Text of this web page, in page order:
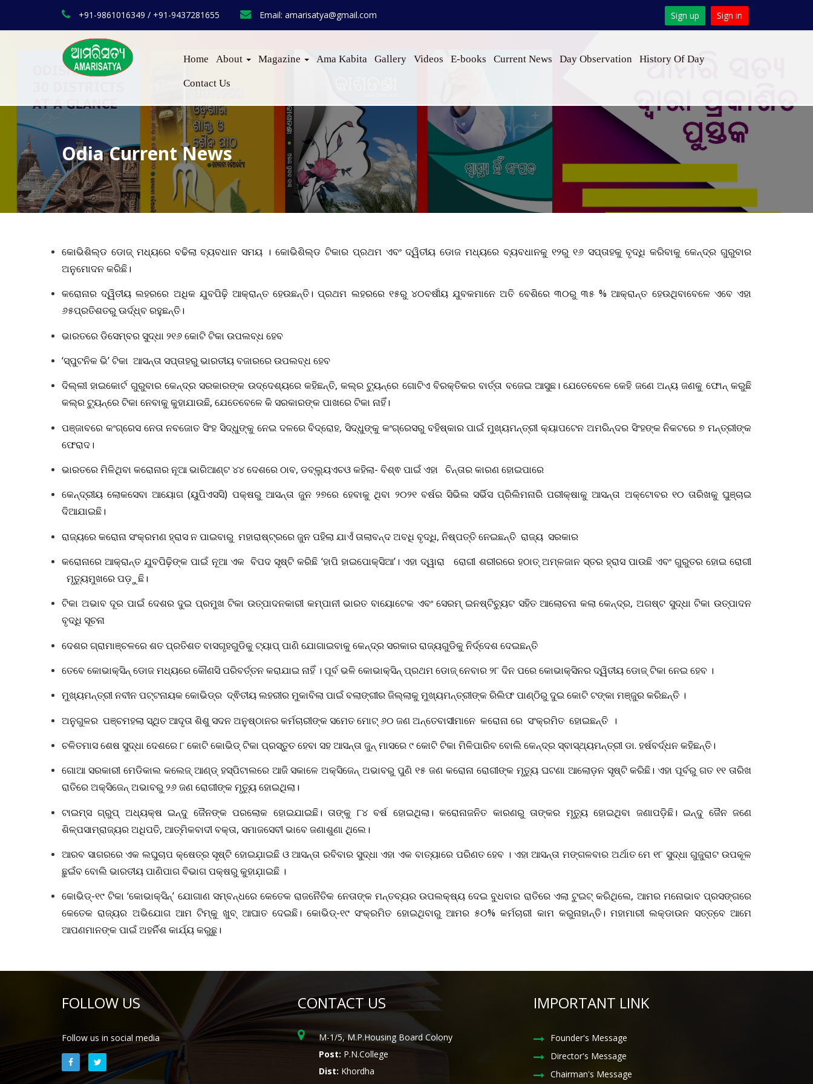
+91-9861016349 / +91-9437281655 Email: amarisatya@gmail.com Sign up Sign in
Home About Magazine Ama Kabita Gallery Videos E-books Current News Day Observation History Of Day
Contact Us
Odia Current News
କୋଭିଶିଲ୍ଡ ଡୋଜ୍ ମଧ୍ୟରେ ବଢିଲା ବ୍ୟବଧାନ ସମୟ । କୋଭିଶିଲ୍ଡ ଟିକାର ପ୍ରଥମ ଏବଂ ଦ୍ୱିତୀୟ ଡୋଜ ମଧ୍ୟରେ ବ୍ୟବଧାନକୁ ୧୨ରୁ ୧୬ ସପ୍ତାହକୁ ବୃଦ୍ଧି କରିବାକୁ କେନ୍ଦ୍ର ଗୁରୁବାର
ଅନୁମୋଦନ କରିଛି।
କରୋନାର ଦ୍ୱିତୀୟ ଲହରରେ ଅଧିକ ଯୁବପିଢ଼ି ଆକ୍ରାନ୍ତ ହେଉଛନ୍ତି। ପ୍ରଥମ ଲହରରେ ୧୫ରୁ ୪୦ବର୍ଷୀୟ ଯୁବକମାନେ ଅତି ବେଶିରେ ୩୦ରୁ ୩୫ % ଆକ୍ରାନ୍ତ ହେଉଥିବାବେଳେ ଏବେ ଏହା
୬୫ପ୍ରତିଶତରୁ ଊର୍ଦ୍ଧ୍ବ ରହୁଛନ୍ତି।
ଭାରତରେ ଡିସେମ୍ବର ସୁଦ୍ଧା ୨୧୬ କୋଟି ଟିକା ଉପଲବ୍ଧ ହେବ
‘ସ୍ପୁଟନିକ ଭି’ ଟିକା ଆସନ୍ତା ସପ୍ତାହରୁ ଭାରତୀୟ ବଜାରରେ ଉପଲବ୍ଧ ହେବ
ଦିଲ୍ଲୀ ହାଇକୋର୍ଟ ଗୁରୁବାର କେନ୍ଦ୍ର ସରକାରଙ୍କ ଉଦ୍ଦେଶ୍ୟରେ କହିଛନ୍ତି, କଲ୍‌ର ଟ୍ୟୁନ୍‌ରେ ଗୋଟିଏ ବିରକ୍ତିକର ବାର୍ତ୍ତା ବଜେଇ ଆସୁଛ। ଯେତେବେଳେ କେହି ଜଣେ ଅନ୍ୟ ଜଣକୁ ଫୋନ୍‌ କରୁଛି
କଲ୍‌ର ଟ୍ୟୁନ୍‌ରେ ଟିକା ନେବାକୁ କୁହାଯାଉଛି, ଯେତେବେଳେ କି ସରକାରଙ୍କ ପାଖରେ ଟିକା ନାହିଁ।
ପଞ୍ଜାବରେ କଂଗ୍ରେସ ନେତା ନବଜୋତ ସିଂହ ସିଦ୍ଧୁଙ୍କୁ ନେଇ ଦଳରେ ବିଦ୍ରୋହ, ସିଦ୍ଧୁଙ୍କୁ କଂଗ୍ରେସରୁ ବହିଷ୍କାର ପାଇଁ ମୁଖ୍ୟମନ୍ତ୍ରୀ କ୍ୟାପଟେନ ଅମରିନ୍ଦର ସିଂହଙ୍କ ନିକଟରେ ୭ ମନ୍ତ୍ରୀଙ୍କ
ଫେରାଦ।
ଭାରତରେ ମିଳିଥିବା କରୋନାର ନୂଆ ଭାରିଆଣ୍ଟ ୪୪ ଦେଶରେ ଠାବ, ଡବ୍ଲ୍ୟୁଏଚଓ କହିଲା- ବିଶ୍ଵ ପାଇଁ ଏହା ଚିନ୍ତାର କାରଣ ହୋଇପାରେ
କେନ୍ଦ୍ରୀୟ ଲୋକସେବା ଆୟୋଗ (ୟୁପିଏସସି) ପକ୍ଷରୁ ଆସନ୍ତା ଜୁନ ୨୭ରେ ହେବାକୁ ଥିବା ୨୦୨୧ ବର୍ଷର ସିଭିଲ ସର୍ଭିସ ପ୍ରିଲିମନାରି ପରୀକ୍ଷାକୁ ଆସନ୍ତା ଅକ୍ଟୋବର ୧୦ ତାରିଖକୁ ଘୁଞ୍ଚାଇ
ଦିଆଯାଇଛି।
ରାଜ୍ୟରେ କରୋନା ସଂକ୍ରମଣ ହ୍ରାସ ନ ପାଇବାରୁ ମହାରାଷ୍ଟ୍ରରେ ଜୁନ ପହିଲା ଯାଏଁ ତାଲାବନ୍ଦ ଅବଧି ବୃଦ୍ଧି, ନିଷ୍ପତ୍ତି ନେଇଛନ୍ତି ରାଜ୍ୟ ସରକାର
କରୋନାରେ ଆକ୍ରାନ୍ତ ଯୁବପିଢ଼ିଙ୍କ ପାଇଁ ନୂଆ ଏକ ବିପଦ ସୃଷ୍ଟି କରିଛି ‘ହାପି ହାଇପୋକ୍ସିଆ’। ଏହା ଦ୍ୱାରା ରୋଗୀ ଶରୀରରେ ହଠାତ୍‌ ଅମ୍ଳଜାନ ସ୍ତର ହ୍ରାସ ପାଉଛି ଏବଂ ଗୁରୁତର ହୋଇ ରୋଗୀ
ମୃତ୍ୟୁମୁଖରେ ପଡ଼ୁଛି।
ଟିକା ଅଭାବ ଦୂର ପାଇଁ ଦେଶର ଦୁଇ ପ୍ରମୁଖ ଟିକା ଉତ୍ପାଦନକାରୀ କମ୍ପାନୀ ଭାରତ ବାୟୋଟେକ ଏବଂ ସେରମ୍‍ ଇନଷ୍ଟିଚ୍ୟୁଟ ସହିତ ଆଲୋଚନା କଲା କେନ୍ଦ୍ର, ଅଗଷ୍ଟ ସୁଦ୍ଧା ଟିକା ଉତ୍ପାଦନ
ବୃଦ୍ଧି ସୂଚନା
ଦେଶର ଗ୍ରାମାଞ୍ଚଳରେ ଶତ ପ୍ରତିଶତ ବାସଗୃହଗୁଡିକୁ ଟ୍ୟାପ୍‍ ପାଣି ଯୋଗାଇବାକୁ କେନ୍ଦ୍ର ସରକାର ରାଜ୍ୟଗୁଡିକୁ ନିର୍ଦ୍ଦେଶ ଦେଇଛନ୍ତି
ତେବେ କୋଭାକ୍ସିନ୍ ଡୋଜ ମଧ୍ୟରେ କୌଣସି ପରିବର୍ତ୍ତନ କରାଯାଇ ନାହିଁ । ପୂର୍ବ ଭଳି କୋଭାକ୍ସିନ୍ ପ୍ରଥମ ଡୋଜ୍ ନେବାର ୨୮ ଦିନ ପରେ କୋଭାକ୍ସିନର ଦ୍ୱିତୀୟ ଡୋଜ୍ ଟିକା ନେଇ ହେବ ।
ମୁଖ୍ୟମନ୍ତ୍ରୀ ନବୀନ ପଟ୍ଟନାୟକ କୋଭିଡ୍ର ଦ୍ଵିତୀୟ ଲହରୀର ମୁକାବିଲା ପାଇଁ ବଲାଙ୍ଗୀର ଜିଲ୍ଲାକୁ ମୁଖ୍ୟମନ୍ତ୍ରୀଙ୍କ ରିଲିଫ ପାଣ୍ଠିରୁ ଦୁଇ କୋଟି ଟଙ୍କା ମଞ୍ଜୁର କରିଛନ୍ତି ।
ଅନୁଗୁଳର ପଞ୍ଚମହଲା ସ୍ଥିତ ଆଦୃତା ଶିଶୁ ସଦନ ଅନୁଷ୍ଠାନର କର୍ମଚାରୀଙ୍କ ସମେତ ମୋଟ୍ ୬୦ ଜଣ ଅନ୍ତେବାସୀମାନେ କରୋନା ରେ ସଂକ୍ରମିତ ହୋଇଛନ୍ତି ।
ଚଳିତମାସ ଶେଷ ସୁଦ୍ଧା ଦେଶରେ ୮ କୋଟି କୋଭିଡ୍‌ ଟିକା ପ୍ରସ୍ତୁତ ହେବା ସହ ଆସନ୍ତା ଜୁନ୍‌ ମାସରେ ୯ କୋଟି ଟିକା ମିଳିପାରିବ ବୋଲି କେନ୍ଦ୍ର ସ୍ବାସ୍ଥ୍ୟମନ୍ତ୍ରୀ ଡା. ହର୍ଷବର୍ଦ୍ଧନ କହିଛନ୍ତି।
ଗୋଆ ସରକାରୀ ମେଡିକାଲ କଲେଜ୍‌ ଆଣ୍ଡ୍‌ ହସ୍ପିଟାଲରେ ଆଜି ସକାଳେ ଅକ୍ସିଜେନ୍‌ ଅଭାବରୁ ପୁଣି ୧୫ ଜଣ କରୋନା ରୋଗୀଙ୍କ ମୃତ୍ୟୁ ଘଟଣା ଆଲୋଡ଼ନ ସୃଷ୍ଟି କରିଛି। ଏହା ପୂର୍ବରୁ ଗତ ୧୧ ତାରିଖ
ରାତିରେ ଅକ୍ସିଜେନ୍‌ ଅଭାବରୁ ୨୬ ଜଣ ରୋଗୀଙ୍କ ମୃତ୍ୟୁ ହୋଇଥିଲା।
ଟାଇମ୍ସ ଗ୍ରୁପ୍‌ ଅଧ୍ୟକ୍ଷ ଇନ୍ଦୁ ଜୈନଙ୍କ ପରଲୋକ ହୋଇଯାଇଛି। ତାଙ୍କୁ ୮୪ ବର୍ଷ ହୋଇଥିଲା। କରୋନା‌ଜନିତ କ‌ାରଣରୁ ତାଙ୍କର ମୃତ୍ୟୁ ହୋଇଥିବା ଜଣାପଡ଼ିଛି। ଇନ୍ଦୁ ଜୈନ ଜଣେ
ଶିଳ୍ପସାମ୍ରାଜ୍ୟର ଅଧିପତି, ଆତ୍ମିକବାଦୀ ବକ୍ତା, ସମାଜସେବୀ ଭାବେ ଜଣାଶୁଣା ଥିଲେ।
ଆରବ ସାଗରରେ ଏକ ଲଘୁଚାପ କ୍ଷେତ୍ର ସୃଷ୍ଟି ହୋଇଯ଼ାଇଛି ଓ ଆସନ୍ତା ରବିବାର ସୁଦ୍ଧା ଏହା ଏକ ବାତ୍ୟାରେ ପରିଣତ ହେବ । ଏହା ଆସନ୍ତା ମଙ୍ଗଳବାର ଅର୍ଥାତ ମେ ୧୮ ସୁଦ୍ଧା ଗୁଜୁରାଟ ଉପକୂଳ
ଛୁଇଁବ ବୋଲି ଭାରତୀୟ ପାଣିପାଗ ବିଭାଗ ପକ୍ଷରୁ କୁହାଯ଼ାଇଛି ।
କୋଭିଡ୍‌-୧୯ ଟିକା ‘କୋଭାକ୍ସିନ୍‌’ ଯୋଗାଣ ସମ୍ବନ୍ଧରେ କେତେକ ରାଜନୈତିକ ନେତାଙ୍କ ମନ୍ତବ୍ୟର ଉପଲକ୍ଷ୍ୟ ଦେଇ ବୁଧବାର ରାତିରେ ଏଲା ଟୁଇଟ୍‌ କରିଥିଲେ, ଆମର ମନୋଭାବ ପ୍ରସଙ୍ଗରେ
କେତେକ ରାଜ୍ୟର ଅଭିଯୋଗ ଆମ ଟିମ୍‌କୁ ଖୁବ୍‌ ଆଘାତ ଦେଇଛି। କୋଭିଡ୍‌-୧୯ ସଂକ୍ରମିତ ‌ହୋଇଥିବାରୁ ଆମର ୫୦% କର୍ମଚାରୀ କାମ କରୁନାହାନ୍ତି। ମହାମାରୀ ଲକ୍‌ଡାଉନ ସତ୍ତ୍ବେ ଆମେ
ଆପଣମାନଙ୍କ ପାଇଁ ଅହର୍ନିଶ କାର୍ଯ୍ୟ କରୁଛୁ।
FOLLOW US
Follow us in social media
CONTACT US
M-1/5, M.P.Housing Board Colony
Post: P.N.College
Dist: Khordha
IMPORTANT LINK
Founder's Message
Director's Message
Chairman's Message